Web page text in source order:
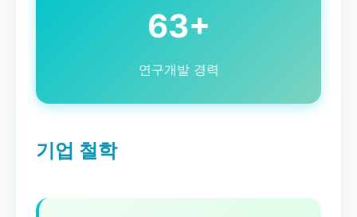
63+
연구개발 경력
기업 철학